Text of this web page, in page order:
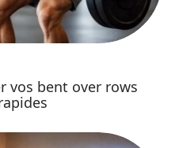
vos bent over rows